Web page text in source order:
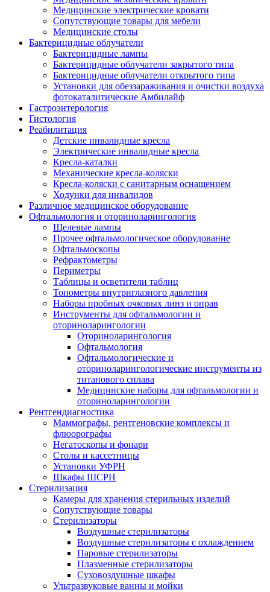
Медицинские электрические кровати
Сопутствующие товары для мебели
Медицинские столы
Бактерицидные облучатели
Бактерицидные лампы
Бактерицидные облучатели закрытого типа
Бактерицидные облучатели открытого типа
Установки для обеззараживания и очистки воздуха
фотокаталитические Амбилайф
Гастроэнтерология
Гистология
Реабилитация
Детские инвалидные кресла
Электрические инвалидные кресла
Кресла-каталки
Механические кресла-коляски
Кресла-коляски с санитарным оснащением
Ходунки для инвалидов
Различное медицинское оборудование
Офтальмология и оториноларингология
Щелевые лампы
Прочее офтальмологическое оборудование
Офтальмоскопы
Рефрактометры
Периметры
Таблицы и осветители таблиц
Тонометры внутриглазного давления
Наборы пробных очковых линз и оправ
Инструменты для офтальмологии и
оториноларингологии
Оториноларингология
Офтальмология
Офтальмологические и
оториноларингологические инструменты из
титанового сплава
Медицинские наборы для офтальмологии и
оториноларингологии
Рентгендиагностика
Маммографы, рентгеновские комплексы и
флюорографы
Негатоскопы и фонари
Столы и кассетницы
Установки УФРН
Шкафы ШСРН
Стерилизация
Камеры для хранения стерильных изделий
Сопутствующие товары
Стерилизаторы
Воздушные стерилизаторы
Воздушные стерилизаторы с охлаждением
Паровые стерилизаторы
Плазменные стерилизаторы
Суховоздушные шкафы
Ультразвуковые ванны и мойки